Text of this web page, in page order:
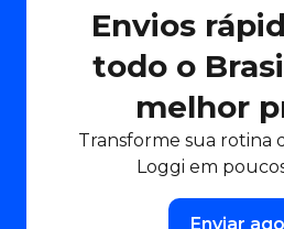
Envios
todo o
melhor
Transforme sua rotina
Loggi em
Enviar